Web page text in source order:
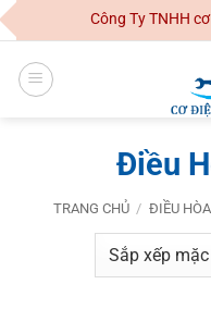
Skip
to
content
Công Ty TNHH cơ
Điều
TRANG CHỦ / ĐIỀU HÒA